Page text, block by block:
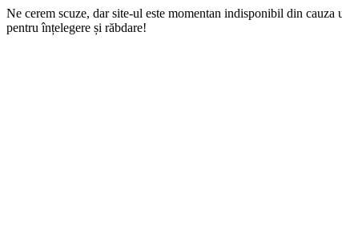
Ne cerem scuze, dar site-ul este momentan indisponibil din
pentru înțelegere și răbdare!